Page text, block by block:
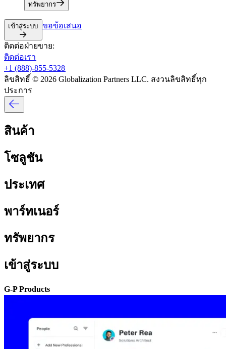
ทรัพยากร​​
เข้าสู่ระบบ​​ ขอข้อเสนอ​​
ติดต่อฝ่ายขาย:​​
ติดต่อเรา​​
+1 (888)-855-5328​​
ลิขสิทธิ์ © 2026 Globalization Partners LLC. สงวนลิขสิทธิ์ทุก
ประการ​​
สินค้า​​
โซลูชัน​​
ประเทศ​​
พาร์ทเนอร์​​
ทรัพยากร​​
เข้าสู่ระบบ​​
G-P Products​​